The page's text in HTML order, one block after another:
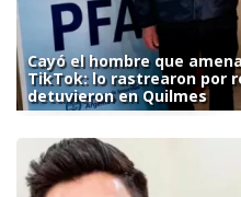
Cayó el hombre que
TikTok: lo rastrearon por
detuvieron en Quilmes